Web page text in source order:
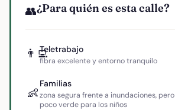
👥¿Para quién es esta calle?
👨‍💻Teletrabajo
fibra excelente y entorno tranquilo
👶
Familias
zona segura frente a inundaciones, pero
poco verde para los niños